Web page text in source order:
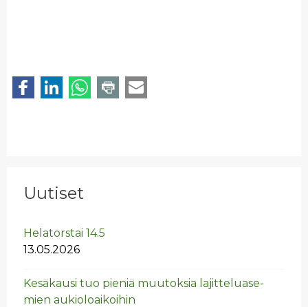
Uutiset
He­la­tors­tai 14.5
13.05.2026
Ke­sä­kausi tuo pie­niä muu­tok­sia la­jit­te­lua­se­
mien au­kio­loai­koi­hin